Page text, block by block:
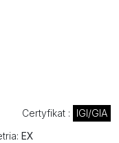
Certyfikat :
IGI/GIA
EX